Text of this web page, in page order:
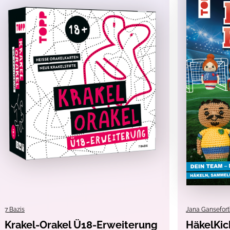
liest jede Person ihre eigenen 5 Bestellungen vor, die sie
In der Küche tauchen nun am laufenden Band
in der Küche entscheiden: Servieren oder Zurückgehen
und dann selber die Punkte einheimsen. Wer hat
7 Bazis
Krakel-Orakel Ü18-Erweiterung
Jana